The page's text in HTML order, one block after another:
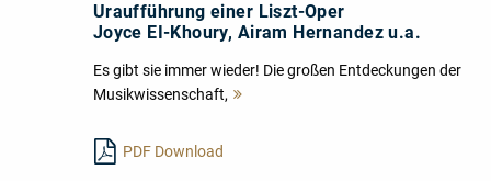
Uraufführung einer Liszt-Oper
Joyce EI-Khoury, Airam Hernandez u.a.
Es gibt sie immer wieder! Die großen Entdeckungen der
Musikwissenschaft,
PDF Download